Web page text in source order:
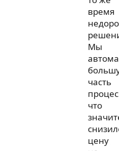
время
Мы
часть
что
цену